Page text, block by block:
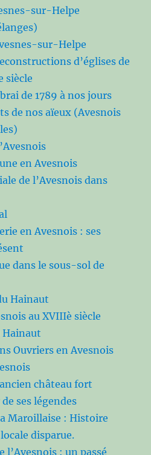
sur-Helpe
sur-Helpe
d’églises de
siècle
de 1789 à nos jours
de nos aïeux (Avesnois
en Avesnois
de l’Avesnois dans
en Avesnois : ses
dans le sous-sol de
Hainaut
au XVIIIè siècle
Hainaut
Ouvriers en Avesnois
château fort
ses légendes
Maroillaise : Histoire
disparue.
l’Avesnois : un passé